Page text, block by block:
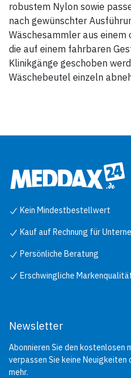
robustem Nylon sowie
nach gewünschter
Wäschesammler aus einem
die auf einem fahrbaren
Klinikgänge geschoben
Wäschebeutel einzeln
Kein Mindestbestellwert
Kauf auf Rechnung für
Persönliche Beratung
Erschwingliche
Newsletter
Abonnieren Sie den kostenlosen
verpassen Sie keine
mehr.